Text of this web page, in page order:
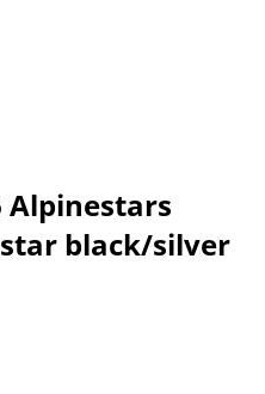
Alpinestars
black/silver